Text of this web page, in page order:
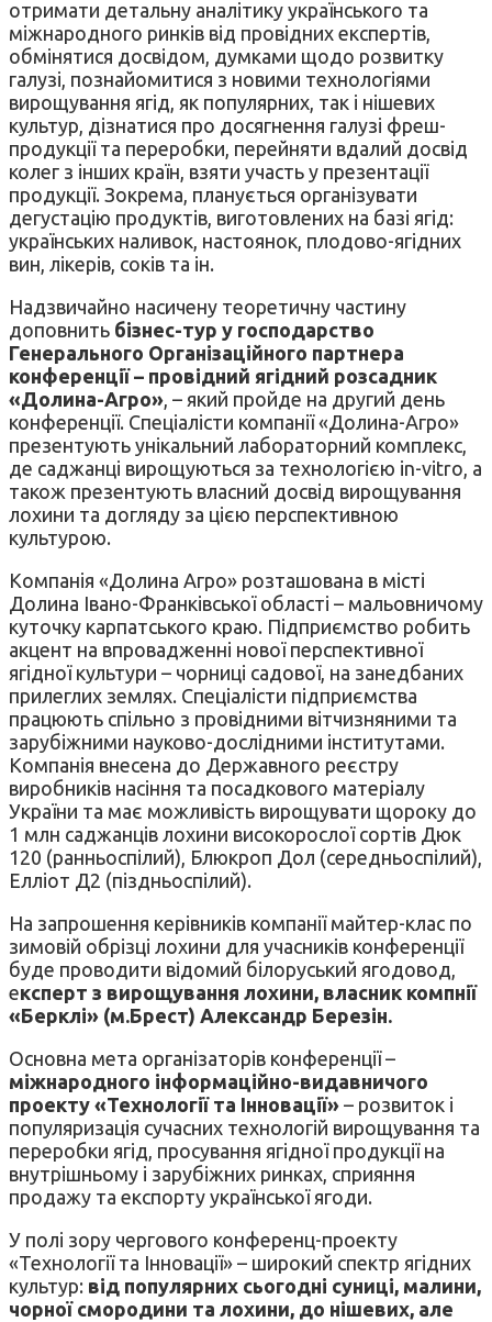
отримати детальну аналітику українського та
міжнародного ринків від провідних експертів,
обмінятися досвідом, думками щодо розвитку
галузі, познайомитися з новими технологіями
вирощування ягід, як популярних, так і нішевих
культур, дізнатися про досягнення галузі фреш-
продукції та переробки, перейняти вдалий досвід
колег з інших країн, взяти участь у презентації
продукції. Зокрема, планується організувати
дегустацію продуктів, виготовлених на базі ягід:
українських наливок, настоянок, плодово-ягідних
вин, лікерів, соків та ін.
Надзвичайно насичену теоретичну частину
доповнить бізнес-тур у господарство
Генерального Організаційного партнера
конференції – провідний ягідний розсадник
«Долина-Агро» , – який пройде на другий день
конференції. Спеціалісти компанії «Долина-Агро»
презентують унікальний лабораторний комплекс,
де саджанці вирощуються за технологією in-vitro, а
також презентують власний досвід вирощування
лохини та догляду за цією перспективною
культурою.
Компанія «Долина Агро» розташована в місті
Долина Івано-Франківської області – мальовничому
куточку карпатського краю. Підприємство робить
акцент на впровадженні нової перспективної
ягідної культури – чорниці садової, на занедбаних
прилеглих землях. Спеціалісти підприємства
працюють спільно з провідними вітчизняними та
зарубіжними науково-дослідними інститутами.
Компанія внесена до Державного реєстру
виробників насіння та посадкового матеріалу
України та має можливість вирощувати щороку до
1 млн саджанців лохини високорослої сортів Дюк
120 (ранньоспілий), Блюкроп Дол (середньоспілий),
Елліот Д2 (піздньоспілий).
На запрошення керівників компанії майтер-клас по
зимовій обрізці лохини для учасників конференції
буде проводити відомий білоруський ягодовод,
експерт з вирощування лохини, власник компнії
«Берклі» (м.Брест) Александр Березін.
Основна мета організаторів конференції –
міжнародного інформаційно-видавничого
проекту «Технології та Інновації» – розвиток і
популяризація сучасних технологій вирощування та
переробки ягід, просування ягідної продукції на
внутрішньому і зарубіжних ринках, сприяння
продажу та експорту української ягоди.
У полі зору чергового конференц-проекту
«Технології та Інновації» – широкий спектр ягідних
культур: від популярних сьогодні суниці, малини,
чорної смородини та лохини, до нішевих, але